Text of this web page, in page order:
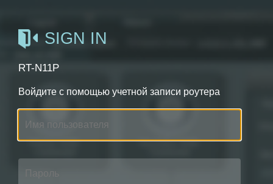
SIGN IN
RT-N11P
Войдите с помощью учетной записи роутера